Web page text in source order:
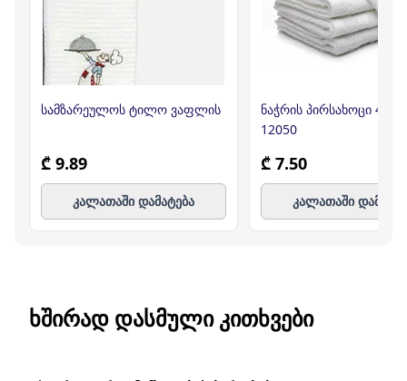
სამზარეულოს ტილო ვაფლის
₾ 9.89
კალათაში დამატება
ნაჭრის პირსახოცი
12050
₾ 7.50
კალათაში
ᲮᲨᲘᲠᲐᲓ ᲓᲐᲡᲛᲣᲚᲘ ᲙᲘᲗᲮᲕᲔᲑᲘ